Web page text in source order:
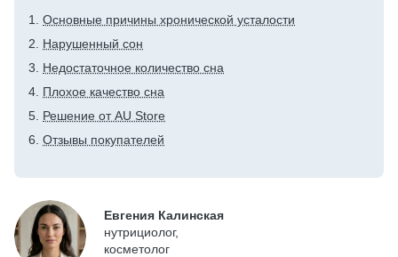
Основные причины хронической усталости
Нарушенный сон
Недостаточное количество сна
Плохое качество сна
Решение от AU Store
Отзывы покупателей
Евгения Калинская
нутрициолог,
косметолог